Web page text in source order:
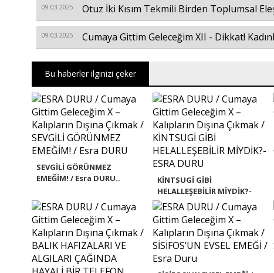
09.03.2025 Otuz İki Kısım Tekmili Birden Toplumsal
09.03.2025 Cumaya Gittim Geleceğim XII - Dikkat!
Bu haberler ilginizi çeker
SEVGİLİ GÖRÜNMEZ
EMEĞİM! / Esra DURU..
KİNTSUGİ GİBİ
HELALLEŞEBİLİR MİYDİK?-
ESR..